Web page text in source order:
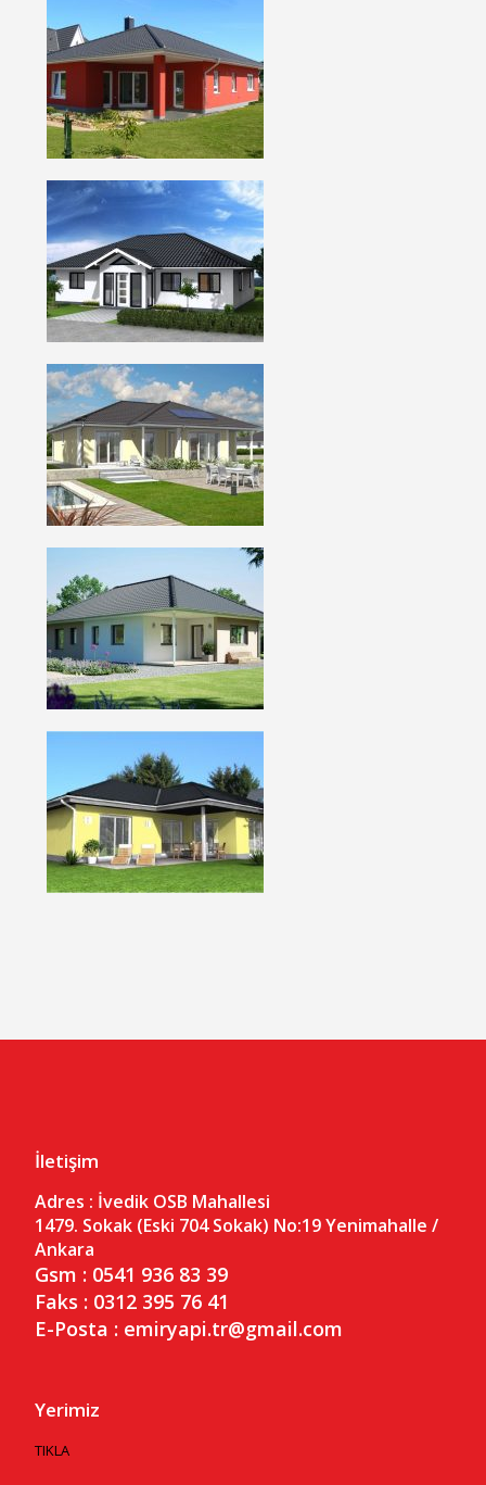
İletişim
Adres : İvedik OSB Mahallesi
1479. Sokak (Eski 704 Sokak) No:19 Yenimahalle /
Ankara
Gsm : 0541 936 83 39
Faks : 0312 395 76 41
E-Posta : emiryapi.tr@gmail.com
Yerimiz
TIKLA